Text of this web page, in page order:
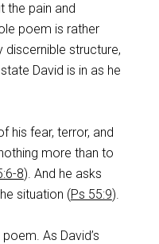
the pain and
poem is rather
structure,
David is in as he
his fear, terror, and
more than to
8). And he asks
situation (Ps 55:9).
As David’s